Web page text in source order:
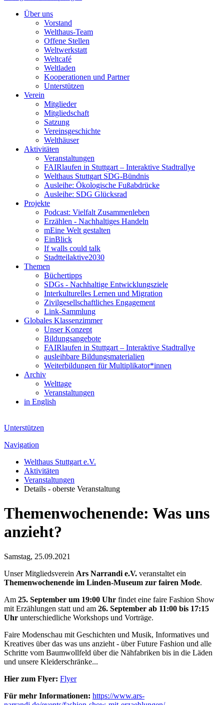
Über uns
Vorstand
Welthaus-Team
Offene Stellen
Weltwerkstatt
Weltcafé
Weltladen
Kooperationen und Partner
Unterstützen
Verein
Mitglieder
Mitgliedschaft
Satzung
Vereinsgeschichte
Welthäuser
Aktivitäten
Veranstaltungen
FAIRlaufen in Stuttgart – Interaktive Stadtrallye
Welthaus Stuttgart SDG-Bündnis
Ausleihe: Ökologische Fußabdrücke
Ausleihe: SDG Glücksrad
Projekte
Podcast: Vielfalt Zusammenleben
Erzählen - Nachhaltiges Handeln
mEine Welt gestalten
EinBlick
If walls could talk
Stadtteilaktive2030
Themen
Büchertipps
SDGs - Nachhaltige Entwicklungsziele
Interkulturelles Lernen und Migration
Zivilgesellschaftliches Engagement
Link-Sammlung
Globales Klassenzimmer
Unser Konzept
Bildungsangebote
FAIRlaufen in Stuttgart – Interaktive Stadtrallye
ausleihbare Bildungsmaterialien
Weiterbildungen für Multiplikator*innen
Archiv
Welttage
Veranstaltungen
in English
Unterstützen
Navigation
Welthaus Stuttgart e.V.
Aktivitäten
Veranstaltungen
Details - oberste Veranstaltung
Themenwochenende: Was uns
anzieht?
Samstag, 25.09.2021
Unser Mitgliedsverein Ars Narrandi e.V. veranstaltet ein
Themenwochenende im Linden-Museum zur fairen Mode.
Am 25. September um 19:00 Uhr findet eine faire Fashion Show
mit Erzählungen statt und am 26. September ab 11:00 bis 17:15
Uhr unterschiedliche Workshops und Vorträge.
Faire Modenschau mit Geschichten und Musik, Informatives und
Kreatives über das was uns anzieht - über Future Fashion und alle
Schritte vom Baumwollfeld über die Nähfabriken bis in die Läden
und unsere Kleiderschränke...
Hier zum Flyer: Flyer
Für mehr Informationen: https://www.ars-